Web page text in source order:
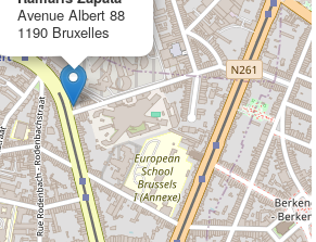
Avenue Albert 88
1190 Bruxelles